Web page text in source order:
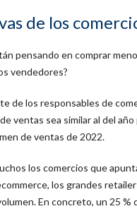
de los
pensando en comprar
vendedores?
de los responsables de
ventas sea similar al del
de ventas de 2022.
los comercios que
los grandes
En concreto, un 25